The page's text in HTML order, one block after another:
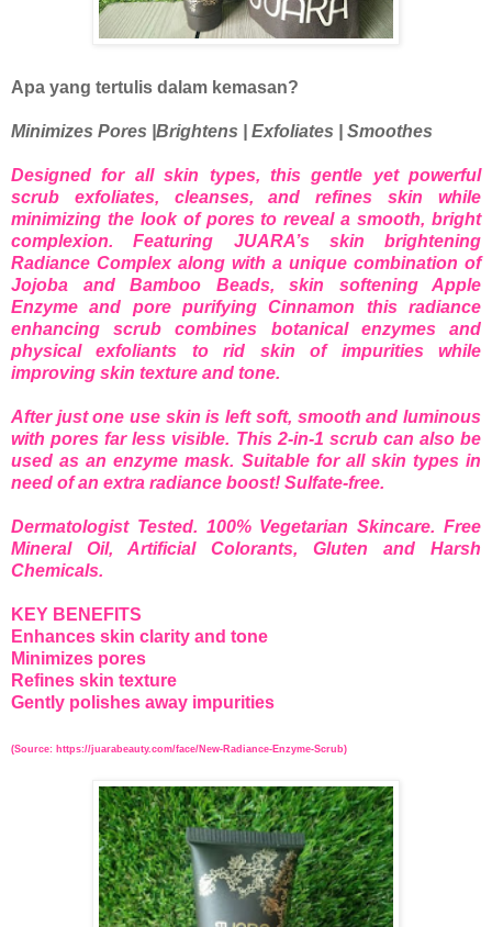
Apa yang tertulis dalam kemasan?
Minimizes Pores |Brightens | Exfoliates | Smoothes
Designed for all skin types, this gentle yet powerful
scrub exfoliates, cleanses, and refines skin while
minimizing the look of pores to reveal a smooth, bright
complexion. Featuring JUARA’s skin brightening
Radiance Complex along with a unique combination of
Jojoba and Bamboo Beads, skin softening Apple
Enzyme and pore purifying Cinnamon this radiance
enhancing scrub combines botanical enzymes and
physical exfoliants to rid skin of impurities while
improving skin texture and tone.
After just one use skin is left soft, smooth and luminous
with pores far less visible. This 2-in-1 scrub can also be
used as an enzyme mask. Suitable for all skin types in
need of an extra radiance boost! Sulfate-free.
Dermatologist Tested. 100% Vegetarian Skincare. Free
Mineral Oil, Artificial Colorants, Gluten and Harsh
Chemicals.
KEY BENEFITS
Enhances skin clarity and tone
Minimizes pores
Refines skin texture
Gently polishes away impurities
(Source: https://juarabeauty.com/face/New-Radiance-Enzyme-Scrub)